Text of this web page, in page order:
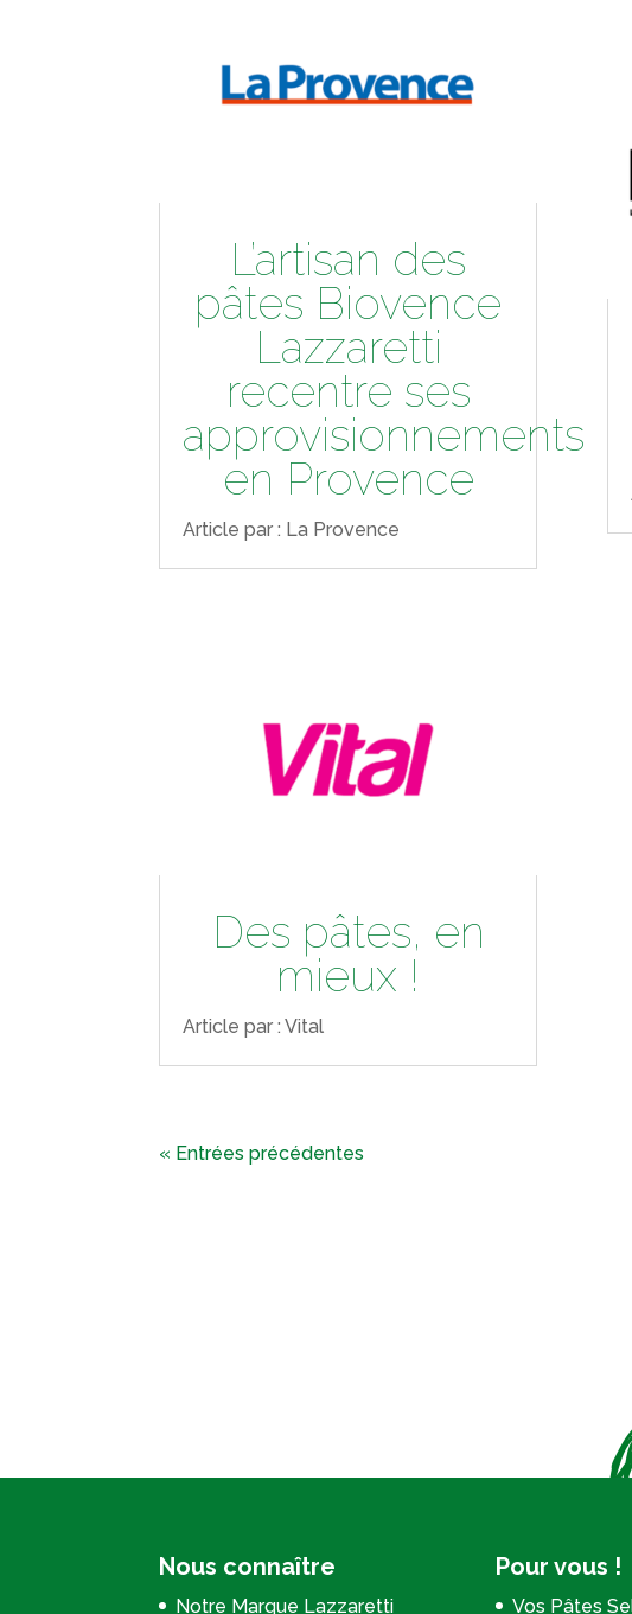
L’artisan des
pâtes Biovence
Lazzaretti
recentre ses
approvisionnements
en Provence
Article par : La Provence
Des pâtes, en
mieux !
Article par : Vital
« Entrées précédentes
Nous connaître
Notre Marque Lazzaretti
Pour vous !
Vos Pâtes